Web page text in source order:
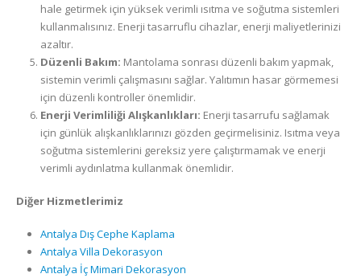
hale getirmek için yüksek verimli ısıtma ve soğutma sistemleri
kullanmalısınız. Enerji tasarruflu cihazlar, enerji maliyetlerinizi
azaltır.
Düzenli Bakım: Mantolama sonrası düzenli bakım yapmak,
sistemin verimli çalışmasını sağlar. Yalıtımın hasar görmemesi
için düzenli kontroller önemlidir.
Enerji Verimliliği Alışkanlıkları: Enerji tasarrufu sağlamak
için günlük alışkanlıklarınızı gözden geçirmelisiniz. Isıtma veya
soğutma sistemlerini gereksiz yere çalıştırmamak ve enerji
verimli aydınlatma kullanmak önemlidir.
Diğer Hizmetlerimiz
Antalya Dış Cephe Kaplama
Antalya Villa Dekorasyon
Antalya İç Mimari Dekorasyon